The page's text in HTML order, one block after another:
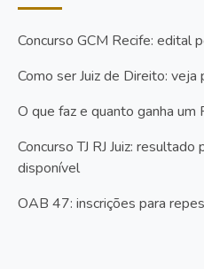
Concurso GCM Recife: edital
Como ser Juiz de Direito: veja
O que faz e quanto ganha um
Concurso TJ RJ Juiz:
disponível
OAB 47: inscrições para